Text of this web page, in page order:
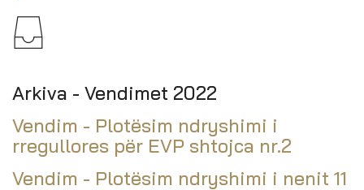
Arkiva - Vendimet 2022
Vendim - Plotësim ndryshimi i
rregullores për EVP shtojca nr.2
Vendim - Plotësim ndryshimi i nenit 11